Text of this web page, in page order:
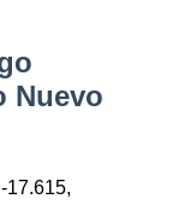
Nuevo
17.615,